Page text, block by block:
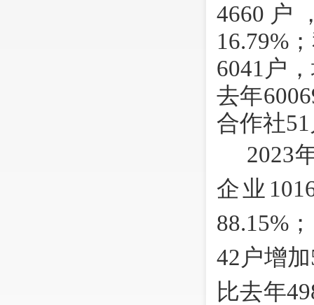
4660户
16.79%
6041户
去年
合作社
2023
企业
88.15%
42户增
比去年